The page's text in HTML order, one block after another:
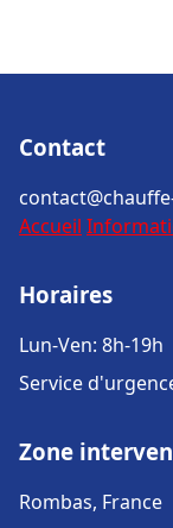
Contact
Accueil
Horaires
Lun-Ven: 8h-19h
Service
Zone
Rombas, France